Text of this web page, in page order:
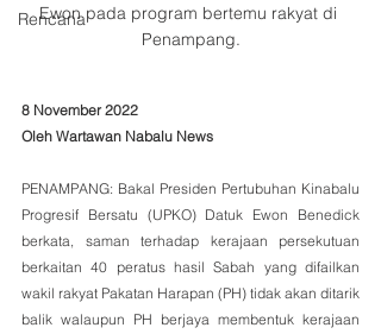
Rencana
Ewon pada program bertemu rakyat di
Penampang.
8 November 2022
Oleh Wartawan Nabalu News
PENAMPANG: Bakal Presiden Pertubuhan Kinabalu
Progresif Bersatu (UPKO) Datuk Ewon Benedick
berkata, saman terhadap kerajaan persekutuan
berkaitan 40 peratus hasil Sabah yang difailkan
wakil rakyat Pakatan Harapan (PH) tidak akan ditarik
balik walaupun PH berjaya membentuk kerajaan